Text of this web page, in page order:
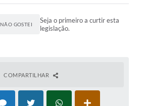
NÃO GOSTEI
Seja o primeiro a curtir esta
legislação.
COMPARTILHAR